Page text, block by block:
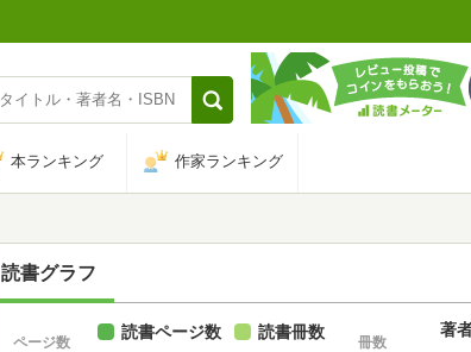
本ランキング 作家ランキング
読書グラフ
ページ数 冊数
読書ページ数 読書冊数 著